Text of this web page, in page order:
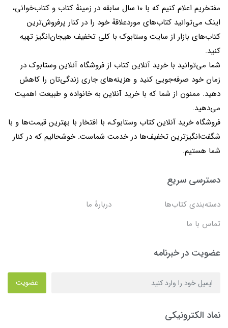
مفتخریم اعلام کنیم که با 10 سال سابقه در زمینۀ کتاب و کتاب‌خوانی،
اینک می‌توانید کتاب‌های موردعلاقۀ خود را در کنار پرفروش‌ترین
کتاب‌های بازار از سایت وستابوک با کلی تخفیف هیجان‌انگیز تهیه
کنید.
شما می‌توانید با خرید آنلاین کتاب از فروشگاه آنلاین وستابوک در
زمان خود صرفه‌جویی کنید و هزینه‌های جاری زندگی‌تان را کاهش
دهید. ممنون از شما که با خرید آنلاین به خانواده و طبیعت اهمیت
می‌دهید.
فروشگاه خرید آنلاین کتاب وستابوک، با افتخار با بهترین قیمت‌ها و با
شگفت‌انگیزترین تخفیف‌ها در خدمت شماست. خوشحالیم که در کنار
شما هستیم.
دسترسی سریع
دسته‌بندی کتاب‌ها
دربارۀ ما
تماس با ما
عضویت در خبرنامه
عضویت
نماد الکترونیکی